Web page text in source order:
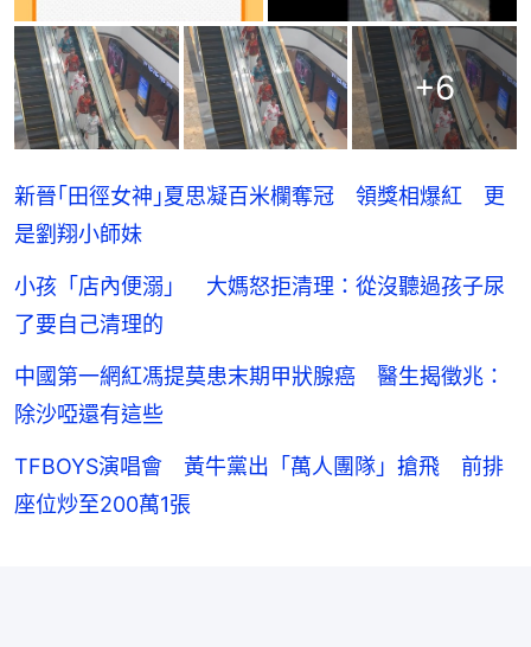
+6
新晉｢田徑女神｣夏思凝百米欄奪冠 領獎相爆紅 更
是劉翔小師妹
小孩「店內便溺」 大媽怒拒清理：從沒聽過孩子尿
了要自己清理的
中國第一網紅馮提莫患末期甲狀腺癌 醫生揭徵兆：
除沙啞還有這些
TFBOYS演唱會 黃牛黨出「萬人團隊」搶飛 前排
座位炒至200萬1張